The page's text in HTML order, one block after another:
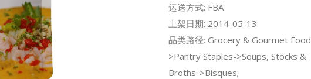
运送方式: FBA
上架日期: 2014-05-13
品类路径: Grocery & Gourmet
>Pantry Staples->Soups, Stocks &
Broths->Bisques;